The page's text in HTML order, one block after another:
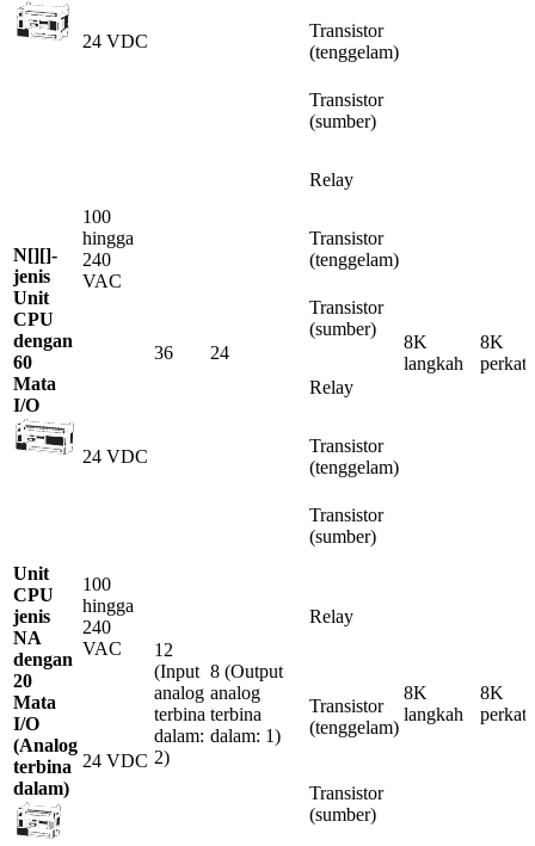
24 VDC
Transistor
(tenggelam)
Transistor
(sumber)
N[][]-
jenis
Unit
CPU
dengan
60
Mata
I/O
100
hingga
240
VAC
36 24
Relay
8K
langkah
8K
Transistor
(tenggelam)
Transistor
(sumber)
24 VDC
Relay
Transistor
(tenggelam)
Transistor
(sumber)
Unit
CPU
jenis
NA
dengan
20
Mata
I/O
(Analog
terbina
dalam)
100
hingga
240
VAC
12
(Input
analog
terbina
dalam:
2)
8 (Output
analog
terbina
dalam: 1)
Relay
8K
langkah
8K
24 VDC
Transistor
(tenggelam)
Transistor
(sumber)